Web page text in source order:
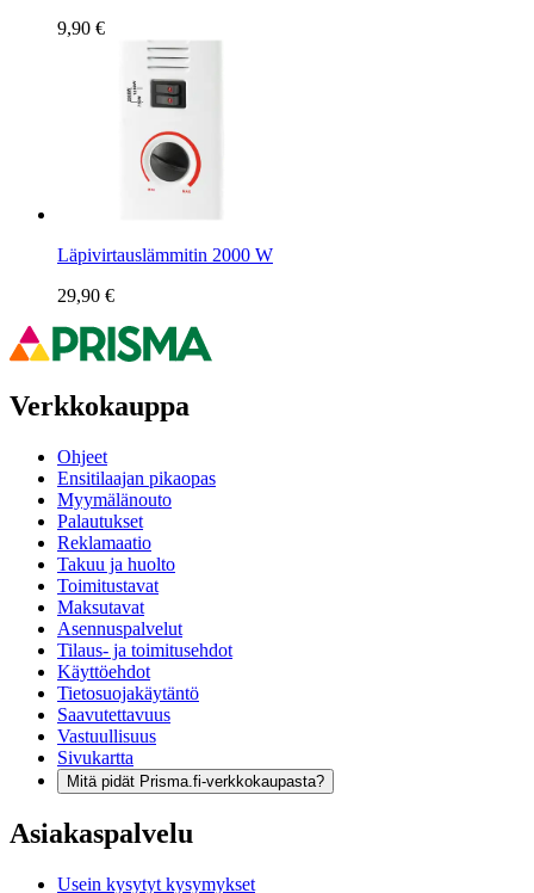
9,90 €
Läpivirtauslämmitin 2000 W
29,90 €
Verkkokauppa
Ohjeet
Ensitilaajan pikaopas
Myymälänouto
Palautukset
Reklamaatio
Takuu ja huolto
Toimitustavat
Maksutavat
Asennuspalvelut
Tilaus- ja toimitusehdot
Käyttöehdot
Tietosuojakäytäntö
Saavutettavuus
Vastuullisuus
Sivukartta
Mitä pidät Prisma.fi-verkkokaupasta?
Asiakaspalvelu
Usein kysytyt kysymykset